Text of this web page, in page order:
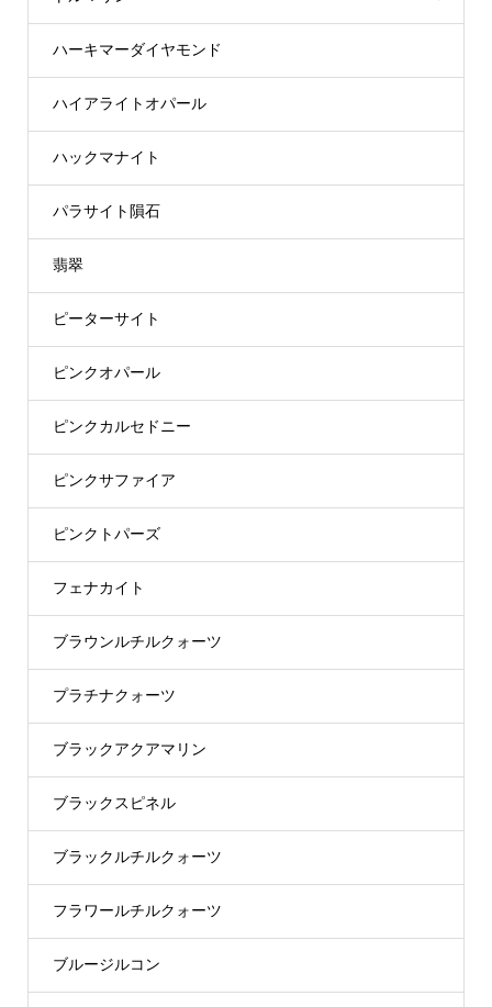
ハーキマーダイヤモンド
ハイアライトオパール
ハックマナイト
パラサイト隕石
翡翠
ピーターサイト
ピンクオパール
ピンクカルセドニー
ピンクサファイア
ピンクトパーズ
フェナカイト
ブラウンルチルクォーツ
プラチナクォーツ
ブラックアクアマリン
ブラックスピネル
ブラックルチルクォーツ
フラワールチルクォーツ
ブルージルコン